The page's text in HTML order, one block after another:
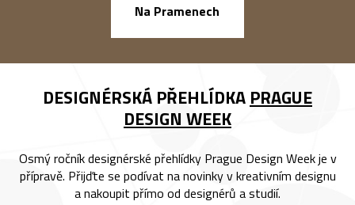
Na Pramenech
DESIGNÉRSKÁ PŘEHLÍDKA PRAGUE
DESIGN WEEK
Osmý ročník designérské přehlídky Prague Design Week je v
přípravě. Přijďte se podívat na novinky v kreativním designu
a nakoupit přímo od designérů a studií.